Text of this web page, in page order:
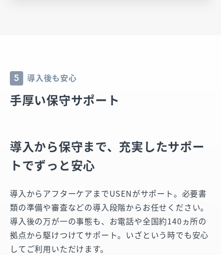
5 導入後も安心
手厚い保守サポート
導入から保守まで、 充実したサポー
トでずっと安心
導入からアフターケアまでUSENがサポート。必要書
類の準備や審査などの導入段階からお任せください。
導入後の万が一の事態も、お電話や全国約140ヵ所の
拠点から駆けつけてサポート。いざという時でも安心
してご利用いただけます。